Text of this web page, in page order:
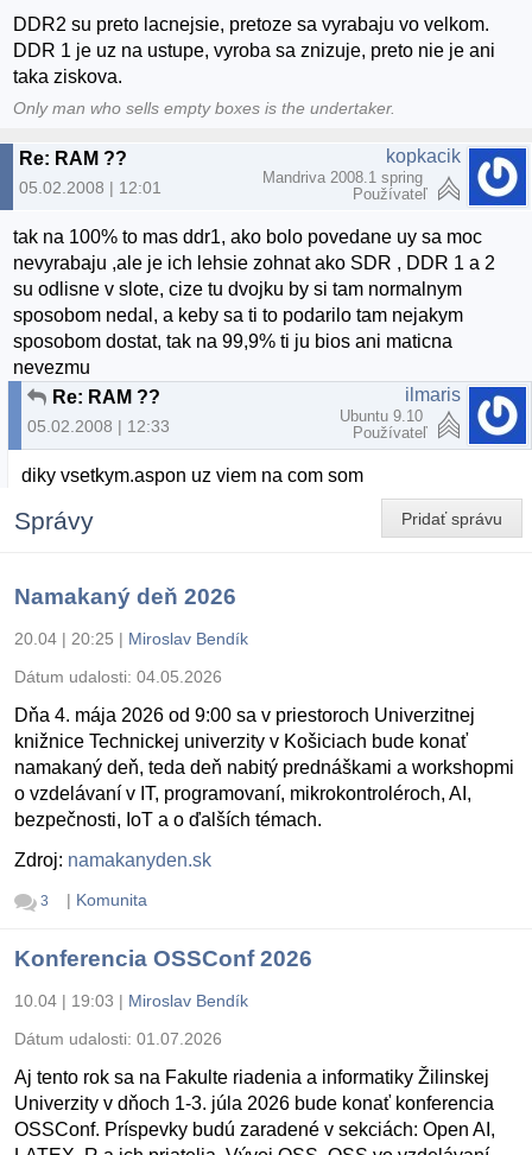
DDR2 su preto lacnejsie, pretoze sa vyrabaju vo velkom.
DDR 1 je uz na ustupe, vyroba sa znizuje, preto nie je ani
taka ziskova.
Only man who sells empty boxes is the undertaker.
Re: RAM ??
05.02.2008 | 12:01
kopkacik
Mandriva 2008.1 spring
Používateľ
tak na 100% to mas ddr1, ako bolo povedane uy sa moc
nevyrabaju ,ale je ich lehsie zohnat ako SDR , DDR 1 a 2
su odlisne v slote, cize tu dvojku by si tam normalnym
sposobom nedal, a keby sa ti to podarilo tam nejakym
sposobom dostat, tak na 99,9% ti ju bios ani maticna
nevezmu
Re: RAM ??
05.02.2008 | 12:33
ilmaris
Ubuntu 9.10
Používateľ
diky vsetkym.aspon uz viem na com som
Pridať správu
Správy
Namakaný deň 2026
20.04 | 20:25 | Miroslav Bendík
Dátum udalosti: 04.05.2026
Dňa 4. mája 2026 od 9:00 sa v priestoroch Univerzitnej
knižnice Technickej univerzity v Košiciach bude konať
namakaný deň, teda deň nabitý prednáškami a workshopmi
o vzdelávaní v IT, programovaní, mikrokontroléroch, AI,
bezpečnosti, IoT a o ďalších témach.
Zdroj: namakanyden.sk
3 | Komunita
Konferencia OSSConf 2026
10.04 | 19:03 | Miroslav Bendík
Dátum udalosti: 01.07.2026
Aj tento rok sa na Fakulte riadenia a informatiky Žilinskej
Univerzity v dňoch 1-3. júla 2026 bude konať konferencia
OSSConf. Príspevky budú zaradené v sekciách: Open AI,